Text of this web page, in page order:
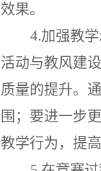
效果。
4.加强教
活动与教风建
质量的提升。
围；要进一步
教学行为，提